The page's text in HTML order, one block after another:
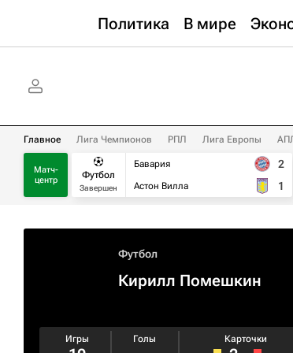
Политика В мире
Главное Лига Чемпионов РПЛ Лига Европы
Матч-
центр
Футбол
Завершен
Бавария
Астон Вилла
2
1
Футбол
Кирилл Помешкин
Игры Голы Карточки